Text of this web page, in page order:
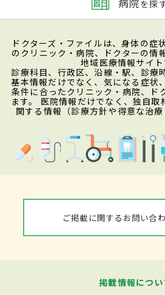
病院を探
ドクターズ・ファイルは、身体の症
のクリニック・病院、ドクターの情
地域医療情報サイト
診療科目、行政区、沿線・駅、診療
基本情報だけでなく、気になる症状
条件に合ったクリニック・病院、ド
ます。 医院情報だけでなく、独自取
関する情報（診療方針や得意な治療
ご掲載に関するお問い合
掲載情報につい